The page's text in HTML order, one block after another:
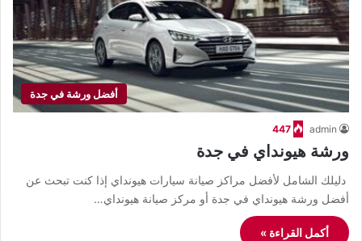
أفضل ورشة في جدة
admin
447
ورشة هيونداي في جدة
دليلك الشامل لأفضل مراكز صيانة سيارات هيونداي إذا كنت تبحث عن
أفضل ورشة هيونداي في جدة أو مركز صيانة هيونداي…
أكمل القراءة »